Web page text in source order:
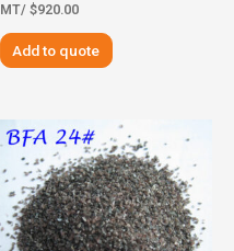
$920.00
/MT
Add to quote